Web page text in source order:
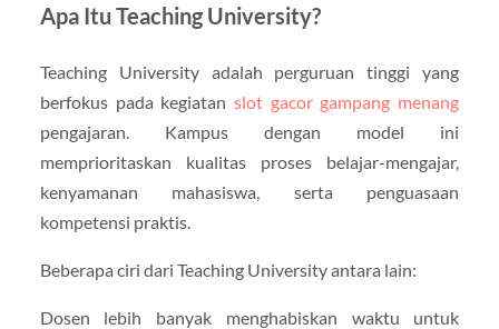
Apa Itu Teaching University?
Teaching University adalah perguruan tinggi yang
berfokus pada kegiatan slot gacor gampang menang
pengajaran. Kampus dengan model ini
memprioritaskan kualitas proses belajar-mengajar,
kenyamanan mahasiswa, serta penguasaan
kompetensi praktis.
Beberapa ciri dari Teaching University antara lain:
Dosen lebih banyak menghabiskan waktu untuk